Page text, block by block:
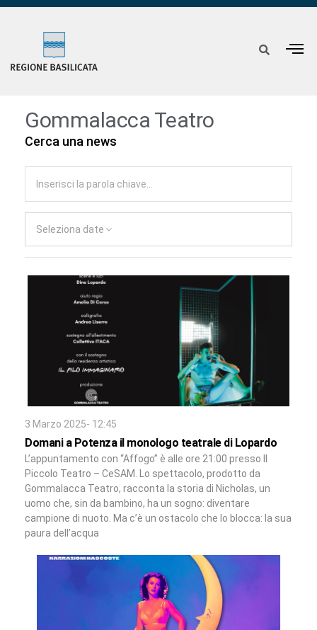
Gommalacca Teatro
Cerca una news
Seleziona date
3 Marzo 2025- 12:45
Domani a Potenza il monologo teatrale di Lopardo
L’appuntamento con “Affogo” è alle ore 21:00 presso Il
Piccolo Teatro – CeSAM. Lo spettacolo, prodotto da
Gommalacca Teatro, racconta la storia di Nicholas, un
uomo che, sin da bambino, ha un sogno: diventare
campione di nuoto. Ma c’è un ostacolo che lo blocca: la sua
paura dell’acqua